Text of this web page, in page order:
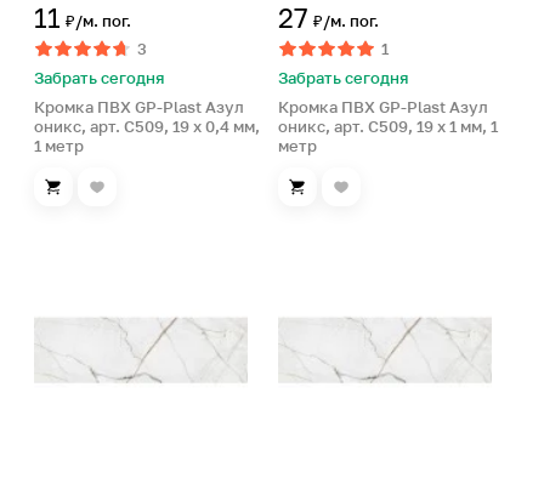
11 ₽/м. пог.
3
Забрать сегодня
Кромка ПВХ GP-Plast Азул
оникс, арт. C509, 19 x 0,4 мм,
1 метр
27 ₽/м. пог.
1
Забрать сегодня
Кромка ПВХ GP-Plast Азул
оникс, арт. C509, 19 x 1 мм, 1
метр